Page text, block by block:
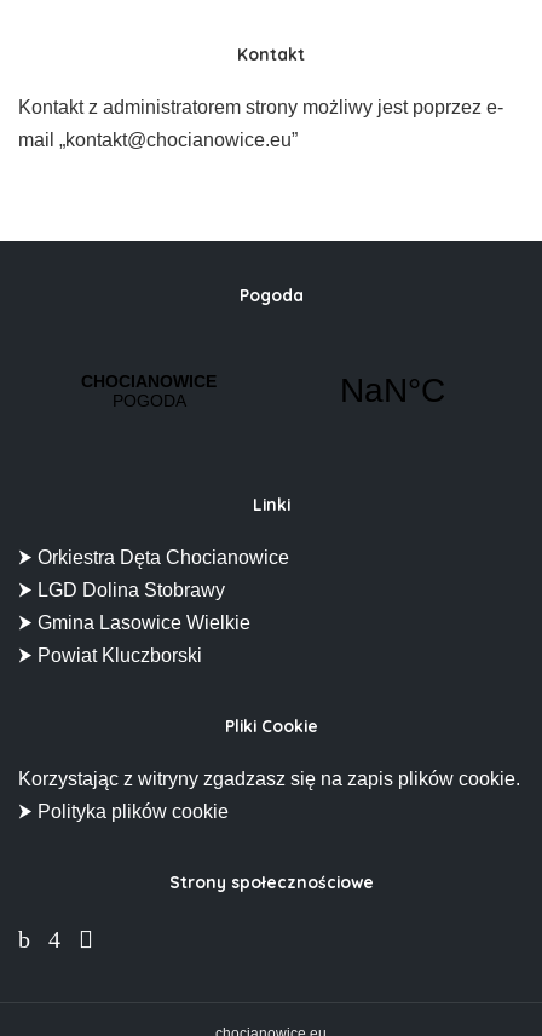
Kontakt
Kontakt z administratorem strony możliwy jest poprzez e-
mail „kontakt@chocianowice.eu”
Pogoda
Linki
⮞ Orkiestra Dęta Chocianowice
⮞ LGD Dolina Stobrawy
⮞ Gmina Lasowice Wielkie
⮞ Powiat Kluczborski
Pliki Cookie
Korzystając z witryny zgadzasz się na zapis plików cookie.
⮞ Polityka plików cookie
Strony społecznościowe